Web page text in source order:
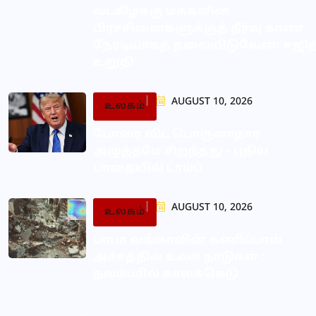
உலகம் AUGUST 10, 2026
உலகம் AUGUST 10, 2026